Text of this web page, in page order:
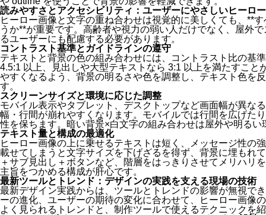
読みやすさとアクセシビリティ：ユーザーにやさしいヒーロ
ヒーロー画像と文字の重ね合わせは視覚的に美しくても、**
うか**が重要です。高齢者や視力の弱い人だけでなく、屋外
るユーザーにも配慮する必要があります。
コントラスト基準とガイドラインの遵守
テキストと背景の色の組み合わせには、コントラスト比の基
4.5:1 以上、見出しや大型テキストなら 3:1 以上を満たすこと
やすくなるよう、背景の明るさや色を調整し、テキスト色を
す。
スクリーンサイズと環境に応じた調整
モバイル表示やタブレット、デスクトップなど画面幅が異な
幅・行間が崩れやすくなります。モバイルでは行間を広げた
性を保ちます。暗い背景×白文字の組み合わせは屋外や明るい
テキスト量と構成の最適化
ヒーロー画像の上に乗せるテキストは短く、メッセージ性の
載せてしまうと文字サイズを下げざるを得ず、背景に埋もれ
＋サブ見出し＋ボタンなど、階層をはっきりさせてメリハリ
主旨をつかめる構成が肝心です。
最新ツールとトレンド：デザインの実践を支える現場の技術
最新デザイン実践からは、ツールとトレンドの影響が無視で
ーの進化、ユーザーの期待の変化に合わせて、ヒーロー画像
よく見られるトレンドと、制作ツールで使えるテクニックを